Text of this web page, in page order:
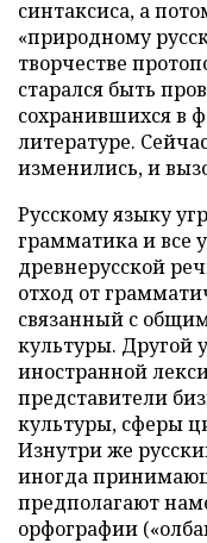
синтаксиса, а
«природному
творчестве
старался быть
сохранившихся в
литературе.
изменились, и
Русскому языку
грамматика и все
древнерусской
отход от
связанный с
культуры. Другой
иностранной
представители
культуры, сферы
Изнутри же
иногда
предполагают
орфографии